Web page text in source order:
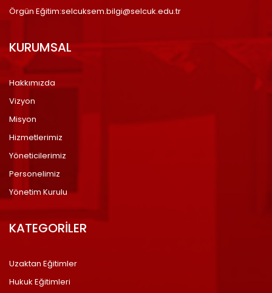
Örgün Eğitim:selcuksem.bilgi@selcuk.edu.tr
KURUMSAL
Hakkımızda
Vizyon
Misyon
Hizmetlerimiz
Yöneticilerimiz
Personelimiz
Yönetim Kurulu
KATEGORİLER
Uzaktan Eğitimler
Hukuk Eğitimleri